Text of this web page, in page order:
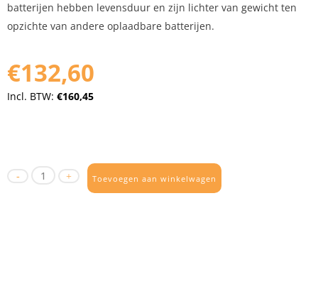
batterijen hebben levensduur en zijn lichter van gewicht ten
opzichte van andere oplaadbare batterijen.
€132,60
Incl. BTW: €160,45
Toevoegen aan winkelwagen